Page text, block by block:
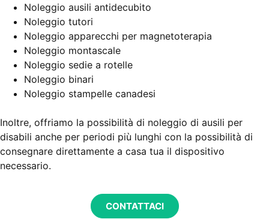
Noleggio ausili antidecubito
Noleggio tutori
Noleggio apparecchi per magnetoterapia
Noleggio montascale
Noleggio sedie a rotelle
Noleggio binari
Noleggio stampelle canadesi
Inoltre, offriamo la possibilità di noleggio di ausili per
disabili anche per periodi più lunghi con la possibilità di
consegnare direttamente a casa tua il dispositivo
necessario.
CONTATTACI